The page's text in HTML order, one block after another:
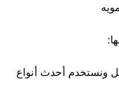
ونستخدم أحدث أنواع